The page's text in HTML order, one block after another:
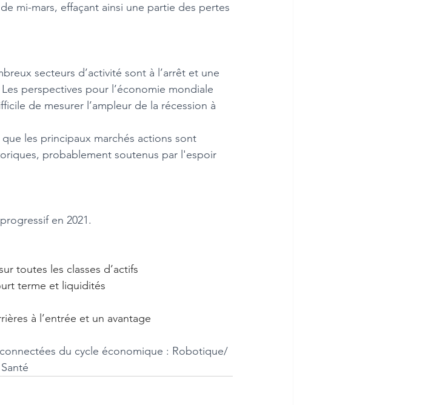
mi-mars, effaçant ainsi une partie des pertes
secteurs d’activité sont à l’arrêt et une
perspectives pour l’économie mondiale
de mesurer l’ampleur de la récession à
probablement soutenus par l'espoir
en 2021.
toutes les classes d’actifs
terme et liquidités
à l’entrée et un avantage
du cycle économique : Robotique/